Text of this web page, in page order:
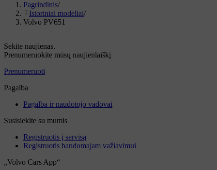
Pagrindinis/
Istoriniai modeliai/
Volvo PV651